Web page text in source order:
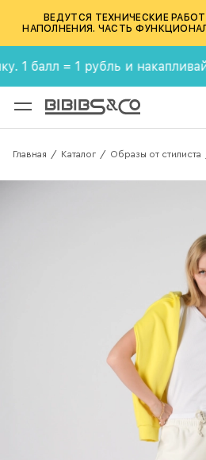
ВЕДУТСЯ ТЕХНИЧЕСКИЕ
НАПОЛНЕНИЯ. ЧАСТЬ
= 1 рубль и накапливай
Главная / Каталог / Образы от стилиста